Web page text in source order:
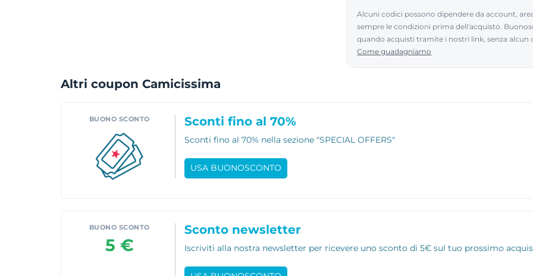
Alcuni codici possono dipendere da account,
sempre le condizioni prima dell'acquisto.
quando acquisti tramite i nostri link, senza
Come guadagniamo
Altri coupon Camicissima
BUONO SCONTO Sconti fino al 70%
Sconti fino al 70% nella sezione "SPECIAL OFFERS"
USA BUONOSCONTO
BUONO SCONTO
5 €
Sconto newsletter
Iscriviti alla nostra newsletter per ricevere uno sconto di 5€ sul tuo prossimo